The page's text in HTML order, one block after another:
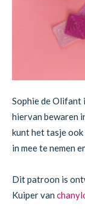
Sophie de Olifant
hiervan bewaren
kunt het tasje
in mee te nemen
Dit patroon is
Kuiper van